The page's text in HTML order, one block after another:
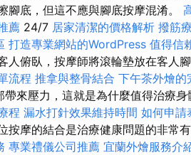
腳底，但這不應與腳底按摩混淆。
薦 24/7 居家清潔的價格解析 撥筋
打造專業網站的WordPress 值得信
人俯臥，按摩師將滾輪墊放在客人
流程 推拿與整骨結合 下午茶外燴的
來壓力，這就是為什麼值得治療身
程 漏水打針效果維持時間 如何申請
按摩的結合是治療健康問題的非常
專業禮儀公司推薦 宜蘭外燴服務介